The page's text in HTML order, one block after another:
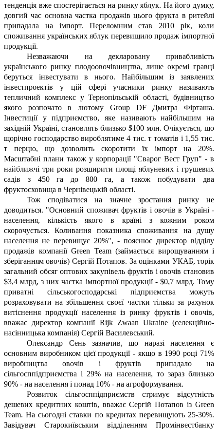
тенденція вже спостерігається на ринку яблук. На його думку,
довгий час основна частка продажів цього фрукта в ритейлі
припадала на імпорт. Переломним став 2010 рік, коли
споживання українських яблук перевищило продаж імпортної
продукції.
Незважаючи на декларовану привабливість
українського ринку плодоовочівництва, лише окремі гравці
беруться інвестувати в нього. Найбільшим із заявлених
інвестпроектів у цій сфері учасники ринку називають
тепличний комплекс у Тернопільській області, будівництво
якого розпочато в лютому Group DF Дмитра Фірташа.
Інвестиції у підприємство, яке називають найбільшим на
західній Україні, становлять близько $100 млн. Очікується, що
щорічно господарство вироблятиме 4 тис. т томатів і 1,55 тис.
т перцю, що дозволить скоротити їх імпорт на 20%.
Масштабні плани також у корпорації "Сварог Вест Груп" - в
найближчі три роки розширити площі яблуневих і грушевих
садів з 450 га до 800 га, а також побудувати два
фруктосховища в Чернівецькій області.
Тож сподіватися на значне зростання ринку не
доводиться. "Основний споживач фруктів і овочів в Україні -
населення, кількість якого в країні з кожним роком
скорочується. Коливання показника споживання на душу
населення не перевищує 20%", - пояснює директор відділу
продажів компанії Green Team (займається вирощуванням і
зберіганням овочів) Сергій Потапов. За оцінками УКАБ, торік
загальний обсяг оптових закупівель фруктів і овочів становив
$3,4 млрд, з них частка імпортної продукції - $0,7 млрд. Тому
приватні сільськогосподарські підприємства можуть
розраховувати на збільшення своєї частки тільки за рахунок
витіснення продукції населення із ринку фруктів і овочів,
вважає директор компанії Rijk Zwaan Ukraine (селекційно-
насінницька компанія) Сергій Василевський.
Олександр Сень зазначив, що наразі населення є
основним виробником цієї продукції - якщо в 1990 році 71%
виробництва овочів і фруктів припадало на
сільгосппідприємства і 29% на населення, то зараз близько
90% - на населення і понад 10% - на агроформування.
Розвиток сільгосппідприємств стримує відсутність
дешевих кредитних коштів, вважає Сергій Потапов із Green
Team. На сьогодні ставки по кредитах перевищують 25-30%.
Завідувач Старокиївським відділенням Промінвестбанку